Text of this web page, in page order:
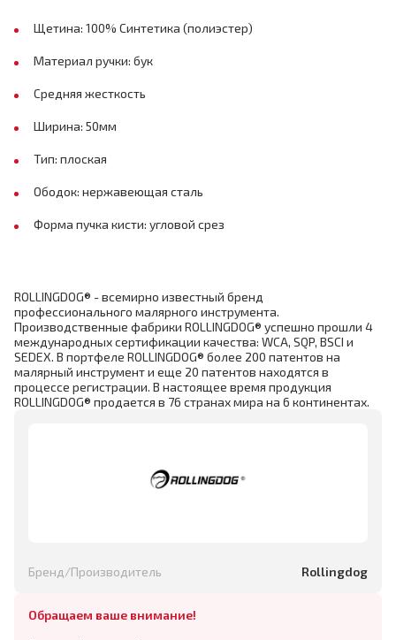
Щетина: 100% Синтетика (полиэстер)
Материал ручки: бук
Средняя жесткость
Ширина: 50мм
Тип: плоская
Ободок: нержавеющая сталь
Форма пучка кисти: угловой срез
ROLLINGDOG® - всемирно известный бренд
профессионального малярного инструмента.
Производственные фабрики ROLLINGDOG® успешно прошли 4
международных сертификации качества: WCA, SQP, BSCI и
SEDEX. В портфеле ROLLINGDOG® более 200 патентов на
малярный инструмент и еще 20 патентов находятся в
процессе регистрации. В настоящее время продукция
ROLLINGDOG® продается в 76 странах мира на 6 континентах.
Бренд/Производитель Rollingdog
Обращаем ваше внимание!